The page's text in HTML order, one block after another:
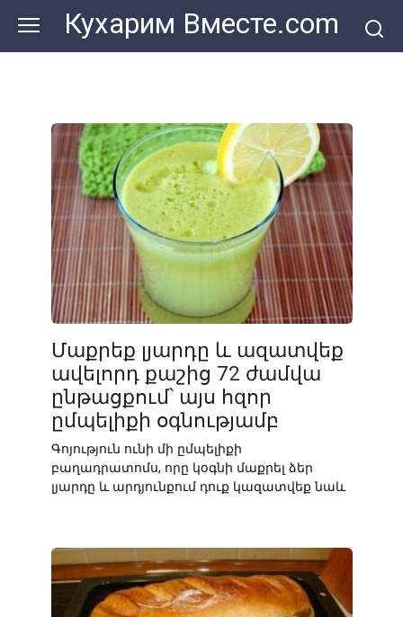
контенту
Кухарим Вместе.com
Մաքրեք լյարդը և ազատվեք
ավելորդ քաշից 72 ժամվա
ընթացքում՝ այս հզոր
ըմպելիքի օգնությամբ
Գոյություն ունի մի ըմպելիքի
բաղադրատոմս, որը կօգնի մաքրել ձեր
լյարդը և արդյունքում դուք կազատվեք նաև